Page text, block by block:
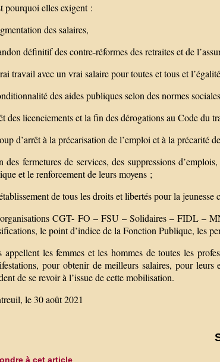
pourquoi elles exigent :
des salaires,
définitif des contre-réformes des retraites et de
travail avec un vrai salaire pour toutes et tous et
des aides publiques selon des normes
des licenciements et la fin des dérogations au Code du
d’arrêt à la précarisation de l’emploi et à la précarité
des fermetures de services, des suppressions
et le renforcement de leurs moyens ;
de tous les droits et libertés pour la
CGT- FO – FSU – Solidaires – FIDL –
le point d’indice de la Fonction Publique, les
appellent les femmes et les hommes de toutes les
pour obtenir de meilleurs salaires, pour
de se revoir à l’issue de cette mobilisation.
le 30 août 2021
à cet article